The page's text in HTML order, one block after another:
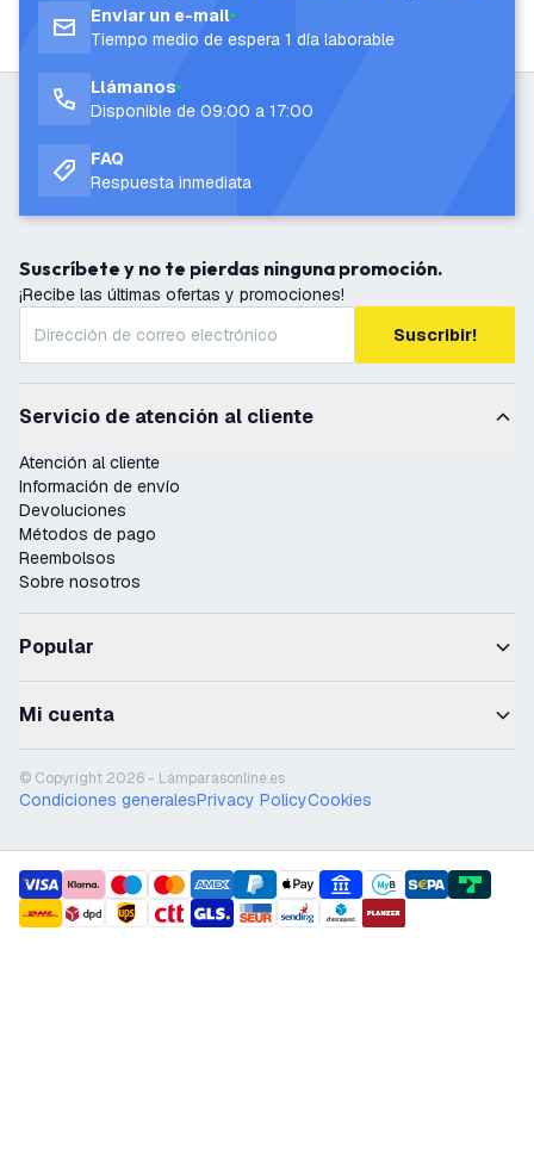
Enviar un e-mail
Tiempo medio de espera 1 día laborable
Llámanos
Disponible de 09:00 a 17:00
FAQ
Respuesta inmediata
Suscríbete y no te pierdas ninguna promoción.
¡Recibe las últimas ofertas y promociones!
Suscribir!
Servicio de atención al cliente
Atención al cliente
Información de envío
Devoluciones
Métodos de pago
Reembolsos
Sobre nosotros
Popular
Mi cuenta
© Copyright 2026 - Lámparasonline.es
Condiciones generalesPrivacy PolicyCookies
payment methods
shipment methods